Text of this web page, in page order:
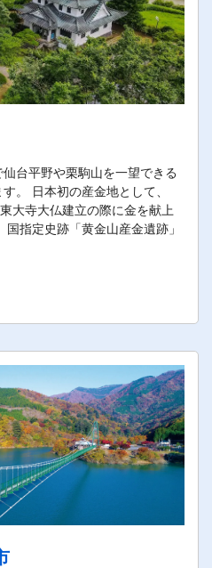
台平野や栗駒山を一望できる
。 日本初の産金地として、
大寺大仏建立の際に金を献上
指定史跡「黄金山産金遺跡」